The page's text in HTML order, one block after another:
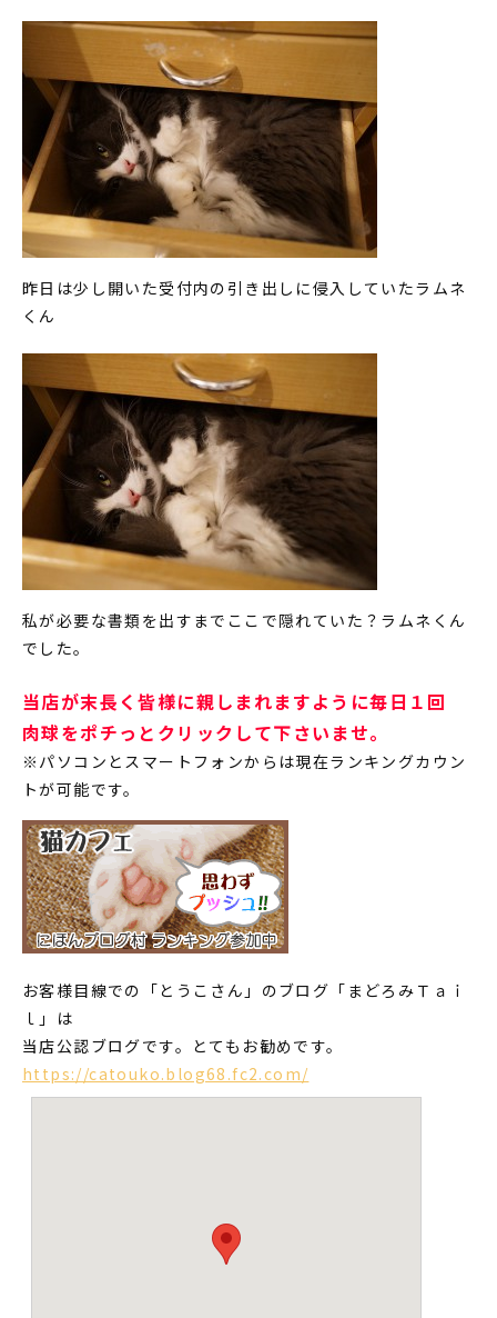
昨日は少し開いた受付内の引き出しに侵入していたラムネ
くん
私が必要な書類を出すまでここで隠れていた？ラムネくん
でした。
当店が末長く皆様に親しまれますように毎日１回
肉球をポチっとクリックして下さいませ。
※パソコンとスマートフォンからは現在ランキングカウン
トが可能です。
お客様目線での「とうこさん」のブログ「まどろみＴａｉ
ｌ」は
当店公認ブログです。とてもお勧めです。
https://catouko.blog68.fc2.com/